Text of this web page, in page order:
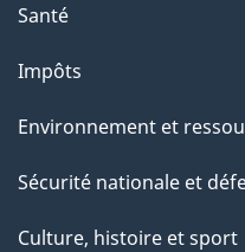
Santé
Impôts
Environnement et
Sécurité nationale et
Culture, histoire et sport